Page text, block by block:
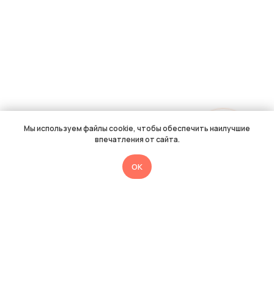
Мы используем файлы cookie, чтобы обеспечить наилучшие
впечатления от сайта.
OK